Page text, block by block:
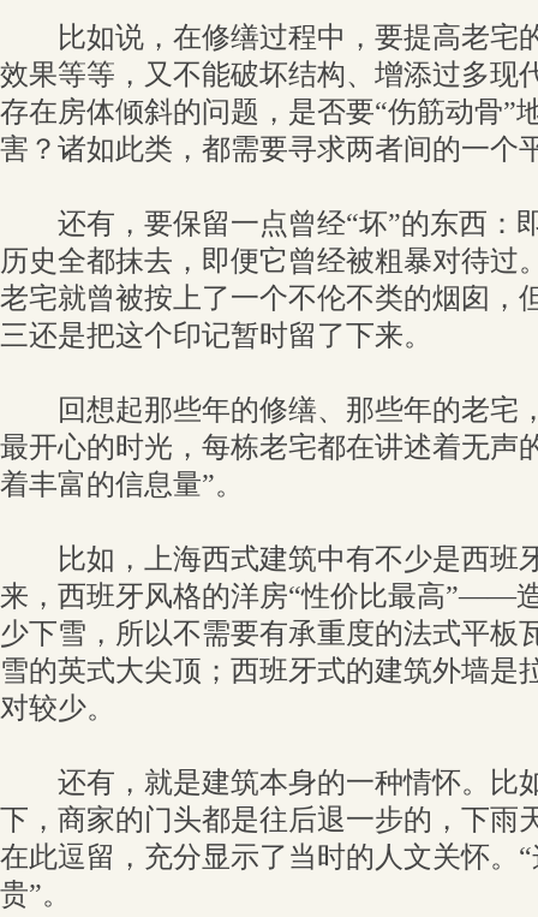
比如说，在修缮过程中，要提高老宅
效果等等，又不能破坏结构、增添过多现
存在房体倾斜的问题，是否要“伤筋动骨”
害？诸如此类，都需要寻求两者间的一个
还有，要保留一点曾经“坏”的东西：
历史全都抹去，即便它曾经被粗暴对待过
老宅就曾被按上了一个不伦不类的烟囱，
三还是把这个印记暂时留了下来。
回想起那些年的修缮、那些年的老宅
最开心的时光，每栋老宅都在讲述着无声
着丰富的信息量”。
比如，上海西式建筑中有不少是西班
来，西班牙风格的洋房“性价比最高”——
少下雪，所以不需要有承重度的法式平板
雪的英式大尖顶；西班牙式的建筑外墙是
对较少。
还有，就是建筑本身的一种情怀。比
下，商家的门头都是往后退一步的，下雨
在此逗留，充分显示了当时的人文关怀。
贵”。